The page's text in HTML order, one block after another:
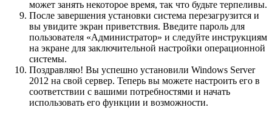
может занять некоторое время, так что будьте терпеливы.
После завершения установки система перезагрузится и
вы увидите экран приветствия. Введите пароль для
пользователя «Администратор» и следуйте инструкциям
на экране для заключительной настройки операционной
системы.
Поздравляю! Вы успешно установили Windows Server
2012 на свой сервер. Теперь вы можете настроить его в
соответствии с вашими потребностями и начать
использовать его функции и возможности.